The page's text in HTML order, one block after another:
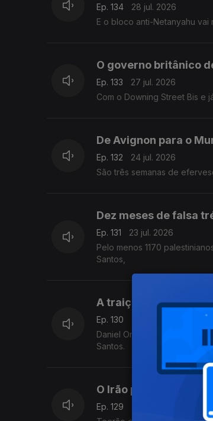
Ep. 134
28 jul. 2026
E o bloco anti-Netanyahu vai
O governo britânico
Ep. 133
27 jul. 2026
Com o Downing Street Bis e
De Avignon para o
Ep. 132
24 jul. 2026
São três semanas de
Dez meses de falsa
Ep. 131
23 jul. 2026
Pelo menos 1170
Santos,
A traição do
Ep. 130
Daniel Ortega, no poder há
Santos.
O Irão prepara a
Ep. 129